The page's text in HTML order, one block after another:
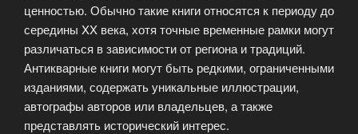
ценностью. Обычно такие книги относятся к периоду до
середины XX века, хотя точные временные рамки могут
различаться в зависимости от региона и традиций.
Антикварные книги могут быть редкими, ограниченными
изданиями, содержать уникальные иллюстрации,
автографы авторов или владельцев, а также
представлять исторический интерес.